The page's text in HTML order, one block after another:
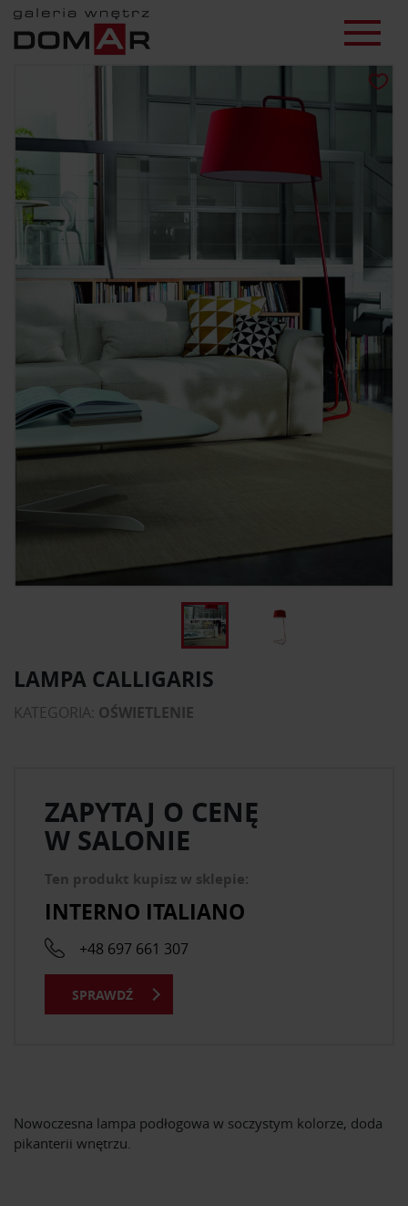
LAMPA CALLIGARIS
KATEGORIA: OŚWIETLENIE
Nowoczesna lampa podłogowa w soczystym kolorze, doda
pikanterii wnętrzu.
ZAPYTAJ O CENĘ
W SALONIE
Ten produkt kupisz w sklepie:
INTERNO ITALIANO
+48 697 661 307
SPRAWDŹ